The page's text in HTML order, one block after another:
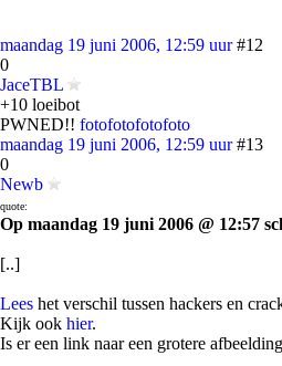
maandag 19 juni 2006, 12:59 uur #12
0
JaceTBL
+10 loeibot
PWNED!! fotofotofotofoto
maandag 19 juni 2006, 12:59 uur #13
0
Newb
quote:
Op maandag 19 juni 2006 @ 12:57
[..]
Lees het verschil tussen hackers en
Kijk ook hier.
Is er een link naar een grotere